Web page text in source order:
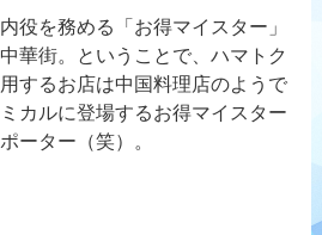
役を務める「お得マイスター」
華街。ということで、ハマトク
するお店は中国料理店のようで
カルに登場するお得マイスター
ーター（笑）。